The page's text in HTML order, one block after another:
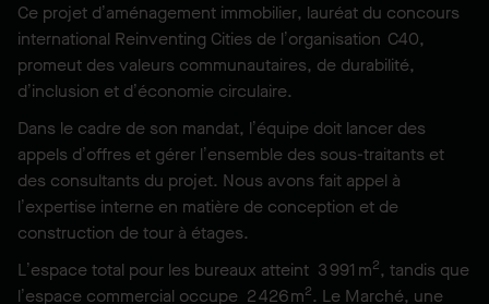
Ce projet d’aménagement immobilier, lauréat du concours
international Reinventing Cities de l’organisation C40,
promeut des valeurs communautaires, de durabilité,
d’inclusion et d’économie circulaire.
Dans le cadre de son mandat, l’équipe doit lancer des
appels d’offres et gérer l’ensemble des sous-traitants et
des consultants du projet. Nous avons fait appel à
l’expertise interne en matière de conception et de
construction de tour à étages.
L’espace total pour les bureaux atteint 3 991 m2, tandis que
l’espace commercial occupe 2 426 m2. Le Marché, une